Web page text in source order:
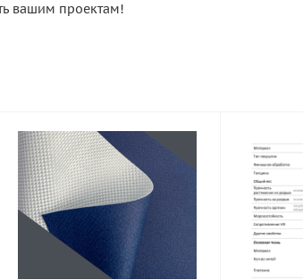
вашим проектам!